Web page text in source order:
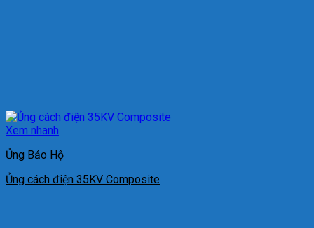
Xem nhanh
Ủng Bảo Hộ
Ủng cách điện 35KV Composite